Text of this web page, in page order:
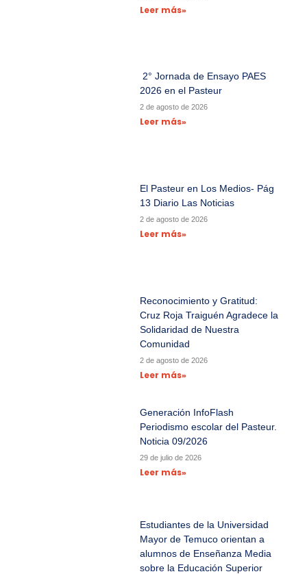
Leer más»
2° Jornada de Ensayo PAES
2026 en el Pasteur
2 de agosto de 2026
Leer más»
El Pasteur en Los Medios- Pág
13 Diario Las Noticias
2 de agosto de 2026
Leer más»
Reconocimiento y Gratitud:
Cruz Roja Traiguén Agradece la
Solidaridad de Nuestra
Comunidad
2 de agosto de 2026
Leer más»
Generación InfoFlash
Periodismo escolar del Pasteur.
Noticia 09/2026
29 de julio de 2026
Leer más»
Estudiantes de la Universidad
Mayor de Temuco orientan a
alumnos de Enseñanza Media
sobre la Educación Superior